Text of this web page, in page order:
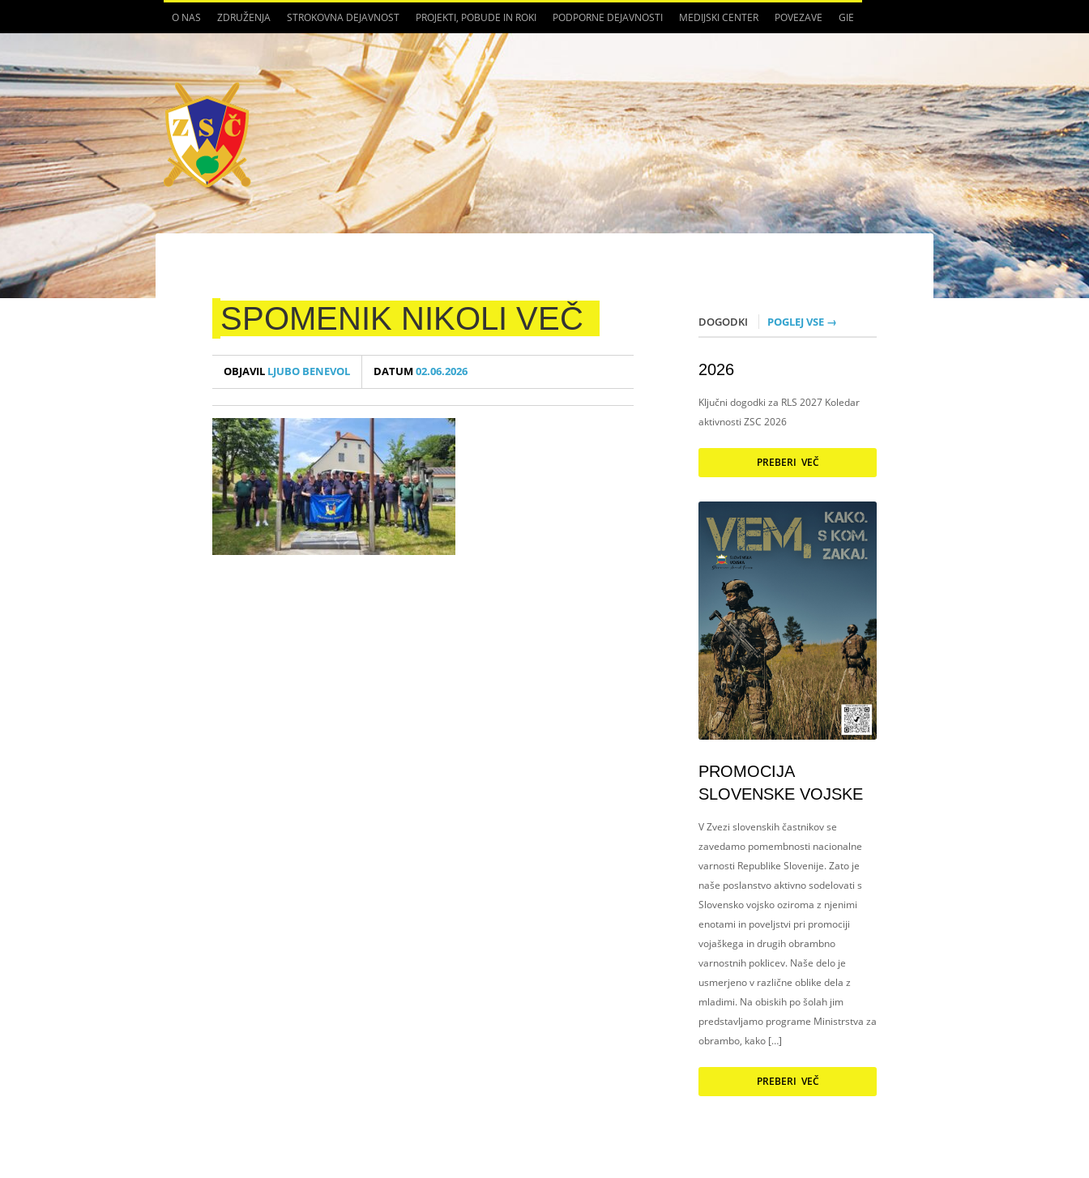
O NAS ZDRUŽENJA STROKOVNA DEJAVNOST PROJEKTI, POBUDE IN ROKI PODPORNE DEJAVNOSTI MEDIJSKI CENTER POVEZAVE GIE
SPOMENIK NIKOLI VEČ
OBJAVIL LJUBO BENEVOL DATUM02.06.2026
DOGODKI POGLEJ VSE →
2026
Ključni dogodki za RLS 2027 Koledar
aktivnosti ZSC 2026
PREBERI VEČ
PROMOCIJA
SLOVENSKE VOJSKE
V Zvezi slovenskih častnikov se
zavedamo pomembnosti nacionalne
varnosti Republike Slovenije. Zato je
naše poslanstvo aktivno sodelovati s
Slovensko vojsko oziroma z njenimi
enotami in poveljstvi pri promociji
vojaškega in drugih obrambno
varnostnih poklicev. Naše delo je
usmerjeno v različne oblike dela z
mladimi. Na obiskih po šolah jim
predstavljamo programe Ministrstva za
obrambo, kako […]
PREBERI VEČ